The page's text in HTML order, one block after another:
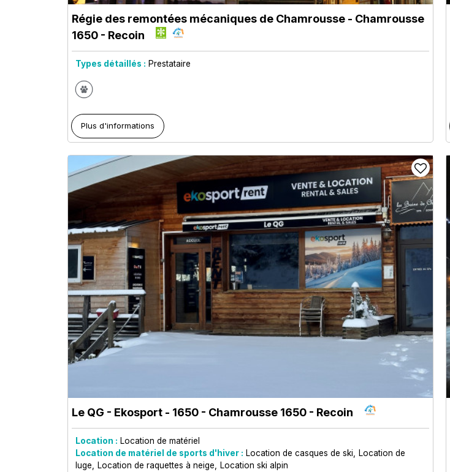
Régie des remontées mécaniques de Chamrousse - Chamrousse
1650 - Recoin
Types détaillés : Prestataire
Plus d'informations
Le QG - Ekosport - 1650 - Chamrousse 1650 - Recoin
Location : Location de matériel
Location de matériel de sports d'hiver : Location de casques de ski
Location de
luge
Location de raquettes à neige
Location ski alpin